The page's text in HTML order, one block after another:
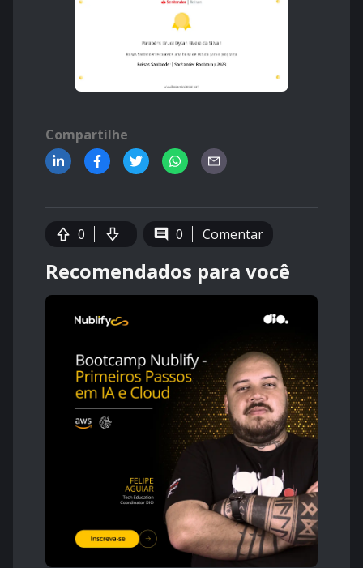
Compartilhe
0 0 Comentar
Recomendados para você